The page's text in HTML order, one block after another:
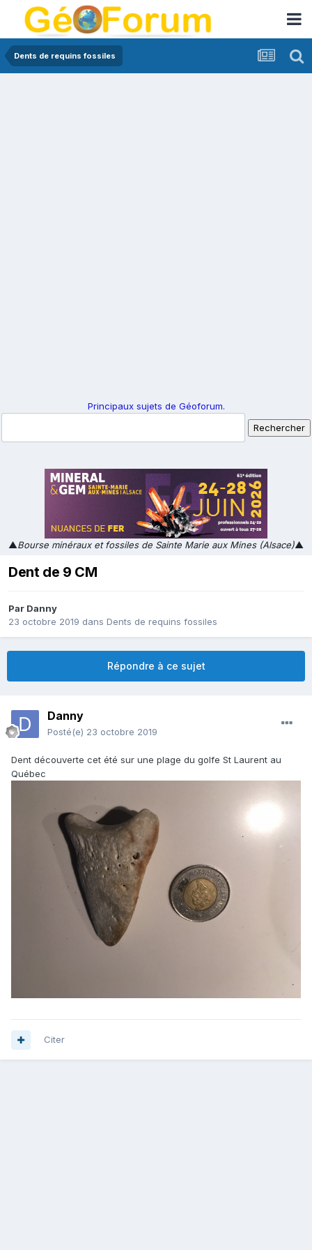
Dents de requins fossiles
Principaux sujets de Géoforum.
▲Bourse minéraux et fossiles de Sainte Marie aux Mines (Alsace)▲
Dent de 9 CM
Par Danny
23 octobre 2019 dans Dents de requins fossiles
Répondre à ce sujet
Danny
Posté(e) 23 octobre 2019
Dent découverte cet été sur une plage du golfe St Laurent au
Québec
Citer